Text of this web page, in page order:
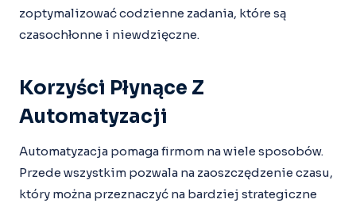
zoptymalizować codzienne zadania, które są
czasochłonne i niewdzięczne.
Korzyści Płynące Z
Automatyzacji
Automatyzacja pomaga firmom na wiele sposobów.
Przede wszystkim pozwala na zaoszczędzenie czasu,
który można przeznaczyć na bardziej strategiczne